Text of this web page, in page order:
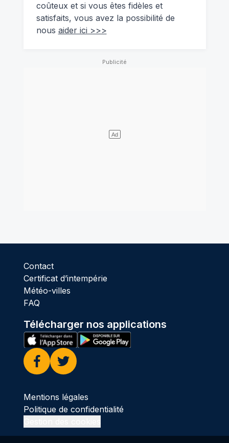
coûteux et si vous êtes fidèles et
satisfaits, vous avez la possibilité de
nous aider ici >>>
Contact
Certificat d’intempérie
Météo-villes
FAQ
Télécharger nos applications
Facebook
Twitter
Mentions légales
Politique de confidentialité